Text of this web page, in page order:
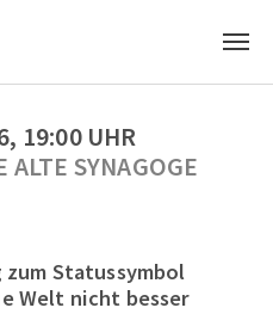
19:00 UHR
ALTE SYNAGOGE
Statussymbol
Welt nicht besser